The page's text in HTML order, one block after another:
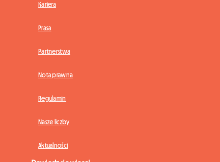
Kariera
Prasa
Partnerstwa
Nota prawna
Regulamin
Nasze liczby
Aktualności